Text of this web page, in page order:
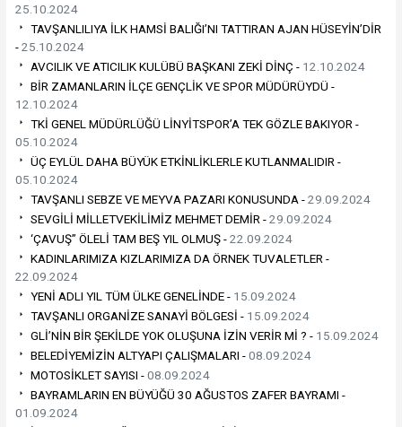
25.10.2024
TAVŞANLILIYA İLK HAMSİ BALIĞI’NI TATTIRAN AJAN HÜSEYİN’DİR
-25.10.2024
AVCILIK VE ATICILIK KULÜBÜ BAŞKANI ZEKİ DİNÇ - 12.10.2024
BİR ZAMANLARIN İLÇE GENÇLİK VE SPOR MÜDÜRÜYDÜ -
12.10.2024
TKİ GENEL MÜDÜRLÜĞÜ LİNYİTSPOR’A TEK GÖZLE BAKIYOR -
05.10.2024
ÜÇ EYLÜL DAHA BÜYÜK ETKİNLİKLERLE KUTLANMALIDIR -
05.10.2024
TAVŞANLI SEBZE VE MEYVA PAZARI KONUSUNDA -29.09.2024
SEVGİLİ MİLLETVEKİLİMİZ MEHMET DEMİR -29.09.2024
‘ÇAVUŞ” ÖLELİ TAM BEŞ YIL OLMUŞ -22.09.2024
KADINLARIMIZA KIZLARIMIZA DA ÖRNEK TUVALETLER -
22.09.2024
YENİ ADLI YIL TÜM ÜLKE GENELİNDE - 15.09.2024
TAVŞANLI ORGANİZE SANAYİ BÖLGESİ - 15.09.2024
GLİ’NİN BİR ŞEKİLDE YOK OLUŞUNA İZİN VERİR Mİ ? - 15.09.2024
BELEDİYEMİZİN ALTYAPI ÇALIŞMALARI -08.09.2024
MOTOSİKLET SAYISI -08.09.2024
BAYRAMLARIN EN BÜYÜĞÜ 30 AĞUSTOS ZAFER BAYRAMI -
01.09.2024